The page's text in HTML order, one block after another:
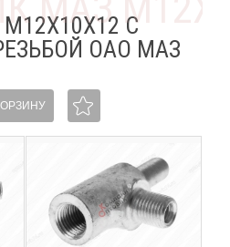
С
ОАО МАЗ